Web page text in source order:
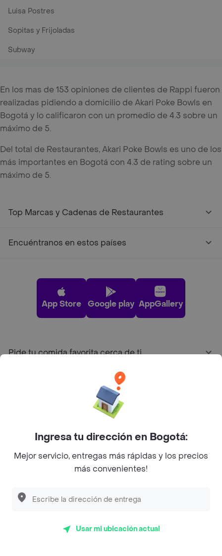
Luisa Postres
Sopitas y Frijoladas
Subway
En los mas de 153 opiniones de clientes de Rappi fueron
realizadas pidiendo a domicilio de Akari Poke Bowls en
Bogotá y lo calificaron con un promedio de 4.3 sobre un
máximo de 5.
Del total de Restaurantes, Akari Poke Bowls es uno de los
más importantes en Bogotá con 4.3 de rating sobre un
máximo de 5.
Top Marcas y Cadenas de Restaurantes
Encuéntranos en estos países
App Store Google play AppGallery
Pide tu comida favorita cerca de ti
Sobre Rappi
Facebook
Twitter
Instagram
©2026Rappi Inc. All rights reserved.
Ingresa tu dirección en Bogotá:
Mejor servicio, entregas más rápidas y los precios
más convenientes!
Usar mi ubicación actual